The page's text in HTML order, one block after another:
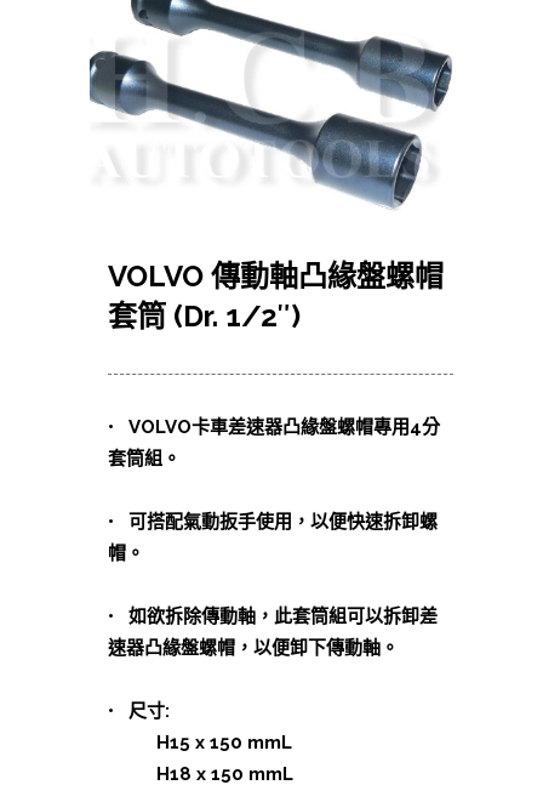
VOLVO 傳動軸凸緣盤螺帽
套筒 (Dr. 1/2″)
• VOLVO卡車差速器凸緣盤螺帽專用4分
套筒組。
• 可搭配氣動扳手使用，以便快速拆卸螺
帽。
• 如欲拆除傳動軸，此套筒組可以拆卸差
速器凸緣盤螺帽，以便卸下傳動軸。
• 尺寸:
H15 x 150 mmL
H18 x 150 mmL